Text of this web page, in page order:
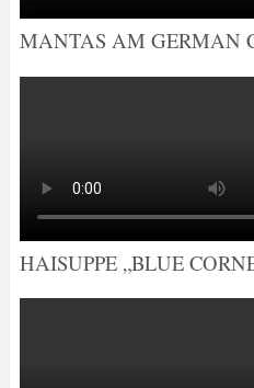
MANTAS AM GERMAN
HAISUPPE „BLUE